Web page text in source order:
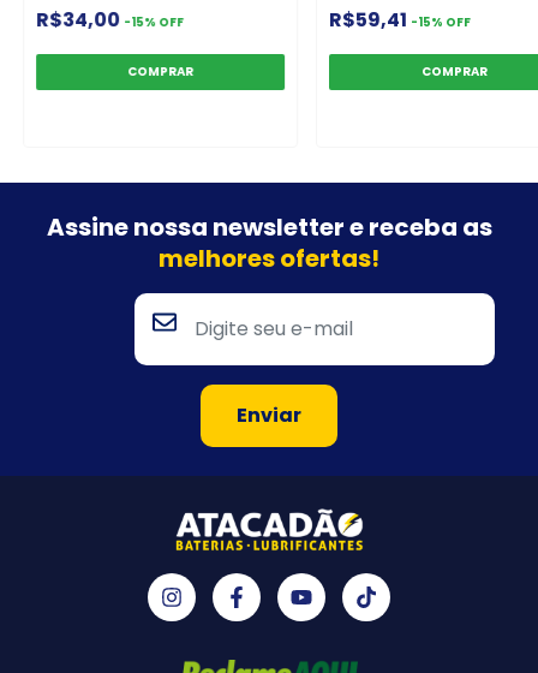
R$34,00 -15% OFF R$59,41 -15% OFF
Assine nossa newsletter ereceba as
melhores ofertas!